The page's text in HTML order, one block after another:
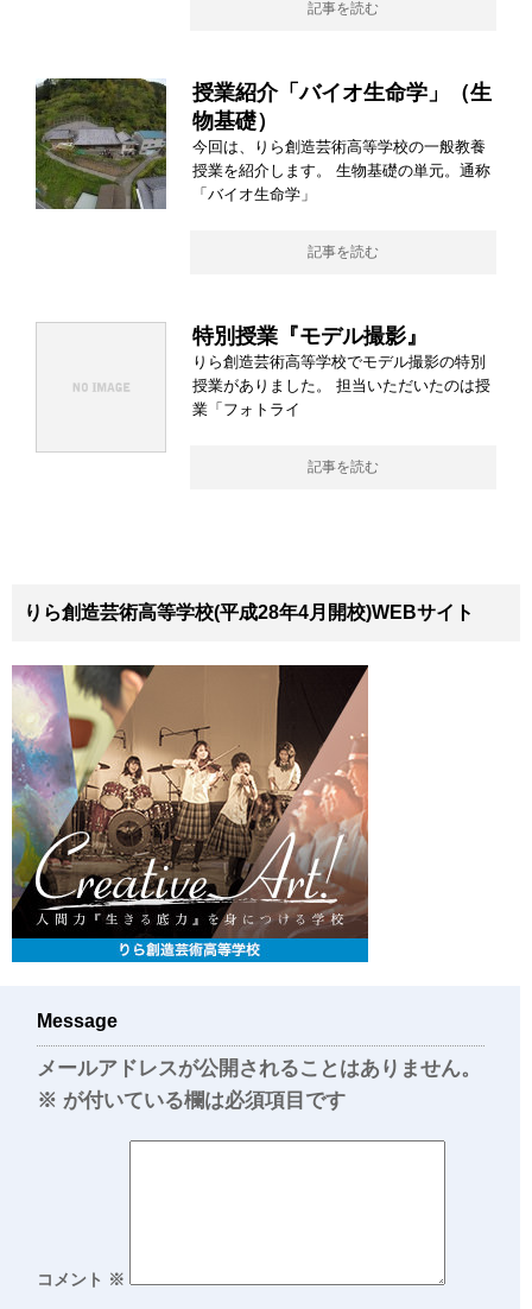
記事を読む
授業紹介「バイオ生命学」（生
物基礎）
今回は、りら創造芸術高等学校の一般教養
授業を紹介します。 生物基礎の単元。通称
「バイオ生命学」
記事を読む
特別授業『モデル撮影』
りら創造芸術高等学校でモデル撮影の特別
授業がありました。 担当いただいたのは授
業「フォトライ
記事を読む
りら創造芸術高等学校(平成28年4月開校)WEBサイト
Message
メールアドレスが公開されることはありません。
※ が付いている欄は必須項目です
コメント ※